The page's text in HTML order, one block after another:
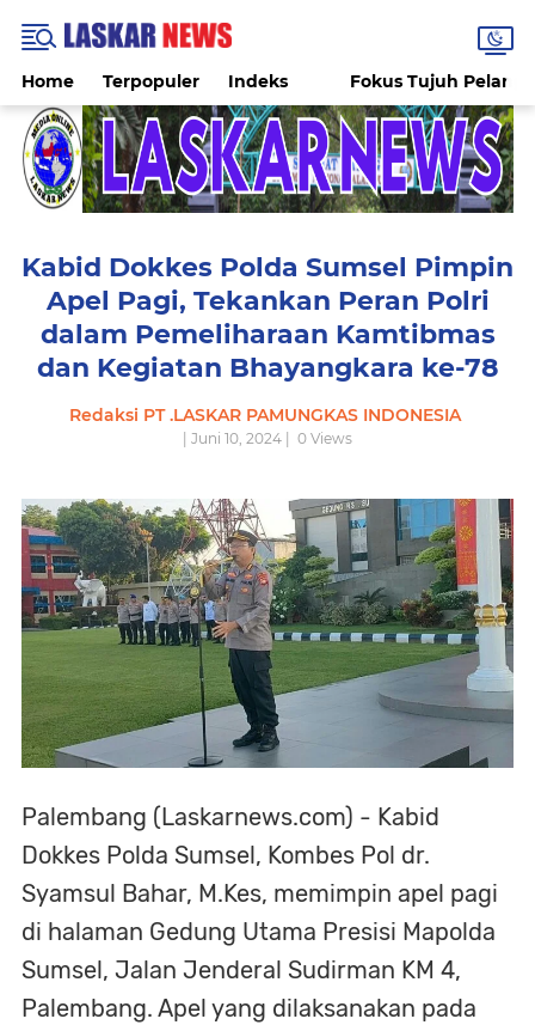
Home Terpopuler Indeks Fokus Tujuh
Kabid Dokkes Polda Sumsel Pimpin
Apel Pagi, Tekankan Peran Polri
dalam Pemeliharaan Kamtibmas
dan Kegiatan Bhayangkara ke-78
Redaksi PT .LASKAR PAMUNGKAS INDONESIA
| Juni 10, 2024 | 0 Views
Palembang (Laskarnews.com) - Kabid
Dokkes Polda Sumsel, Kombes Pol dr.
Syamsul Bahar, M.Kes, memimpin apel pagi
di halaman Gedung Utama Presisi Mapolda
Sumsel, Jalan Jenderal Sudirman KM 4,
Palembang. Apel yang dilaksanakan pada